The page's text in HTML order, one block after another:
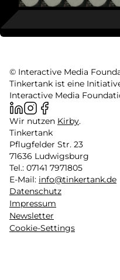
© Interactive Media
Tinkertank ist eine
Interactive Media
Wir nutzen Kirby.
Tinkertank
Pflugfelder Str. 23
71636 Ludwigsburg
Tel.: 07141 7971805
E-Mail: info@tinkertank.de
Datenschutz
Impressum
Newsletter
Cookie-Settings